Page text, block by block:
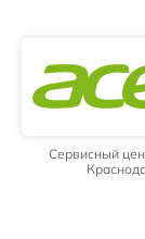
Сервисный